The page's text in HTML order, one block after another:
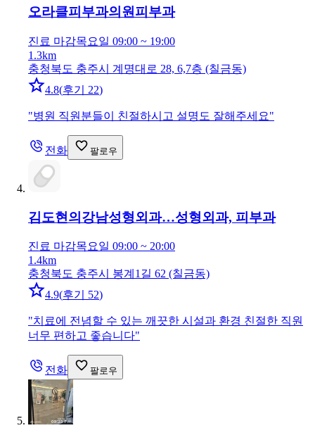
오라클피부과의원피부과
진료 마감목요일 09:00 ~ 19:00
1.3km
충청북도 충주시 계명대로 28, 6,7층 (칠금동)
4.8(후기 22)
"병원 직원분들이 친절하시고 설명도 잘해주세요"
전화 팔로우
김도현의강남성형외과…성형외과, 피부과
진료 마감목요일 09:00 ~ 20:00
1.4km
충청북도 충주시 봉계1길 62 (칠금동)
4.9(후기 52)
"치료에 전념할 수 있는 깨끗한 시설과 환경 친절한 직원
너무 편하고 좋습니다"
전화 팔로우